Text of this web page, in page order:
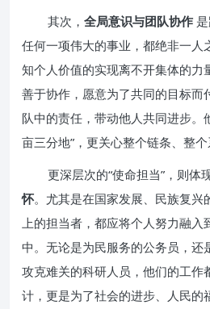
其次， 全局意识与团队协作
任何一项伟大的事业，都绝非一人
知个人价值的实现离不开集体的力
善于协作，愿意为了共同的目标而
队中的责任，带动他人共同进步。
亩三分地”，更关心整个链条、整个
更深层次的“使命担当”，则体
怀。尤其是在国家发展、民族复兴
上的担当者，都应将个人努力融入
中。无论是为民服务的公务员，还
攻克难关的科研人员，他们的工作
计，更是为了社会的进步、人民的